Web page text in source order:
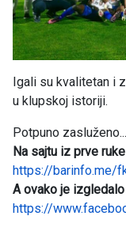
Igali su kvalitetan i
u klupskoj istoriji.
Potpuno zasluženo...
Na sajtu iz prve
https://barinfo.me/
A ovako je
https://